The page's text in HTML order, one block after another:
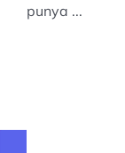
punya ...